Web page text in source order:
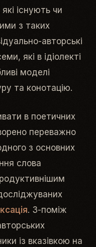
існують чи
з таких
авторські
які в ідіолекті
моделі
та конотацію.
в поетичних
переважно
з основних
слова
. З-поміж
із вказівкою на